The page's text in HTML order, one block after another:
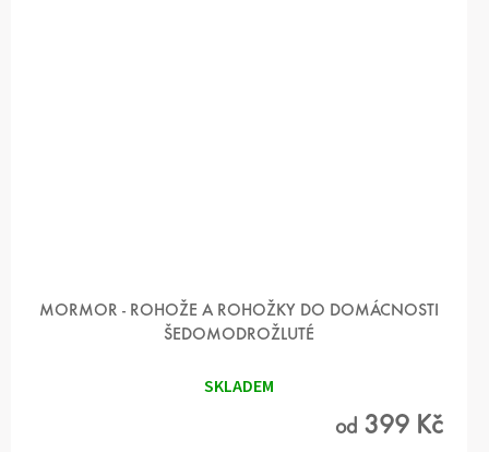
MORMOR - ROHOŽE A ROHOŽKY DO DOMÁCNOSTI
ŠEDOMODROŽLUTÉ
SKLADEM
od 399 Kč